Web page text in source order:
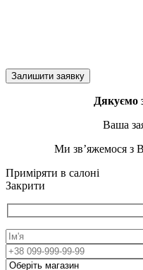
Дякуємо
Ваша
Ми зв’яжемося з
Приміряти в салоні
Закрити